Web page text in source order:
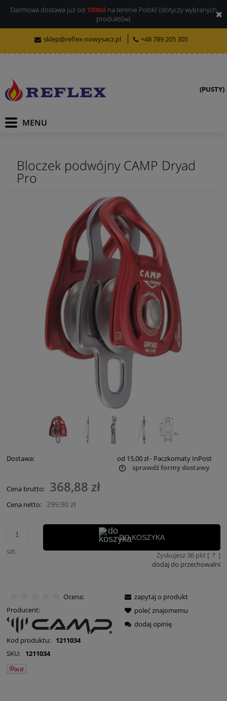
Darmowa dostawa już od 1000złna terenie Polski! (dotyczy wybranych
produktów)
sklep@reflex-nowysacz.pl +48 789 205 305
(PUSTY)
Bloczek podwójny CAMP Dryad
Pro
Dostawa: od 15,00 zł- Paczkomaty InPost
sprawdź formy dostawy
Cena brutto: 368,88 zł
Cena netto: 299,90 zł
szt.
DO KOSZYKA
Zyskujesz 36pkt [ ? ]
dodaj do przechowalni
Ocena:
Producent:
Kod produktu:
1211034
SKU:
1211034
zapytaj o produkt
poleć znajomemu
dodaj opinię